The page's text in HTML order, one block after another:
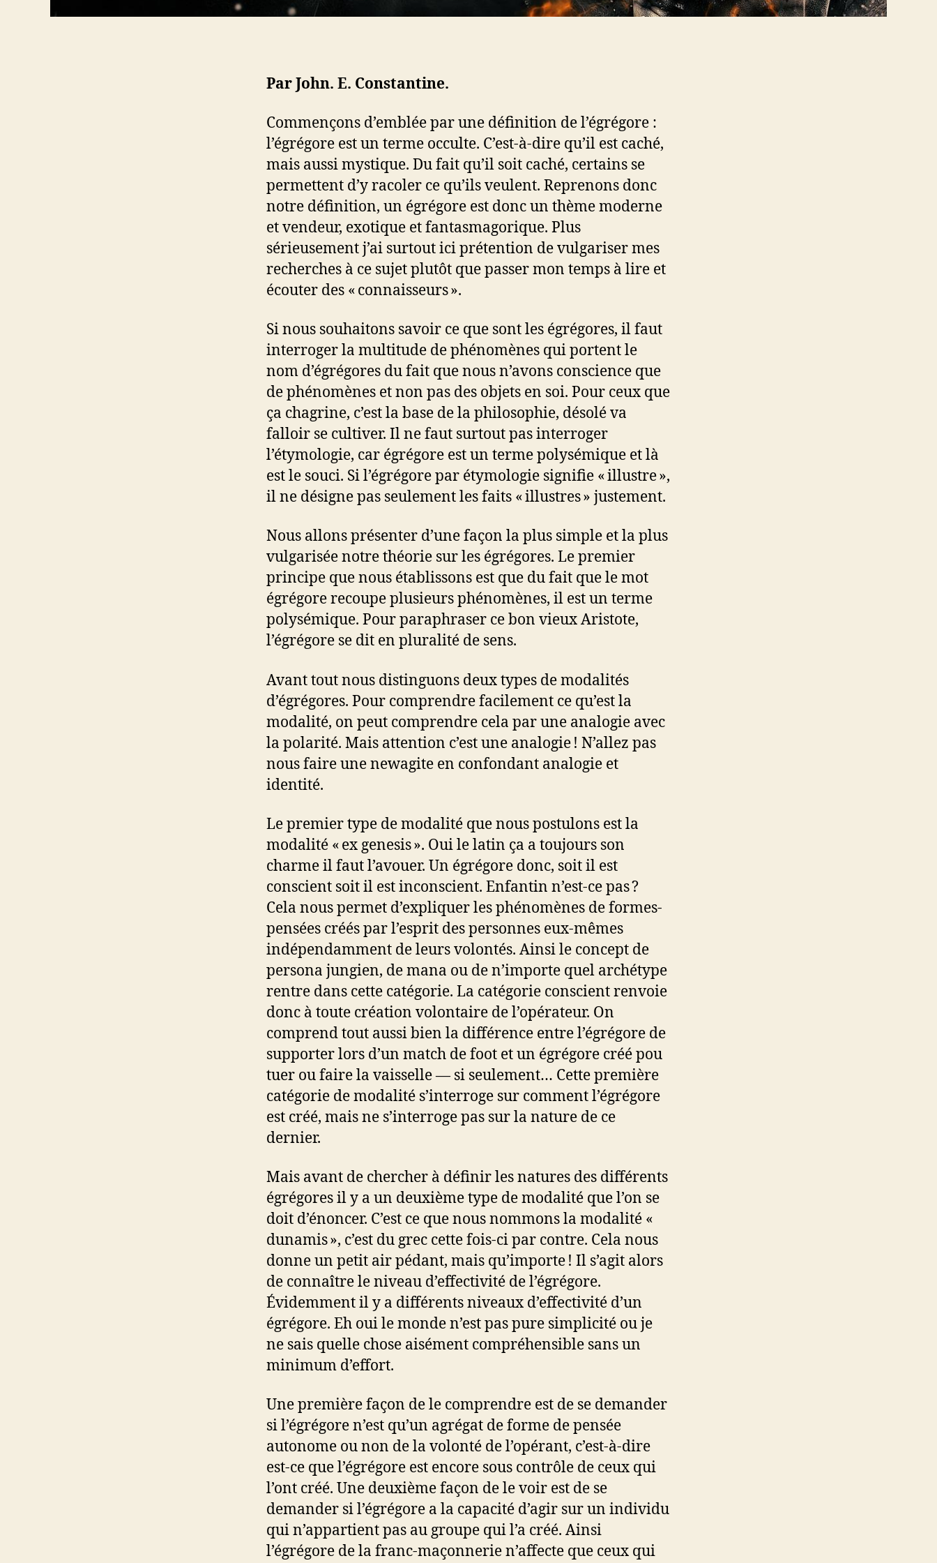
Par John. E. Constantine.
Commençons d’emblée par une définition de l’égrégore :
l’égrégore est un terme occulte. C’est-à-dire qu’il est caché,
mais aussi mystique. Du fait qu’il soit caché, certains se
permettent d’y racoler ce qu’ils veulent. Reprenons donc
notre définition, un égrégore est donc un thème moderne
et vendeur, exotique et fantasmagorique. Plus
sérieusement j’ai surtout ici prétention de vulgariser mes
recherches à ce sujet plutôt que passer mon temps à lire et
écouter des « connaisseurs ».
Si nous souhaitons savoir ce que sont les égrégores, il faut
interroger la multitude de phénomènes qui portent le
nom d’égrégores du fait que nous n’avons conscience que
de phénomènes et non pas des objets en soi. Pour ceux que
ça chagrine, c’est la base de la philosophie, désolé va
falloir se cultiver. Il ne faut surtout pas interroger
l’étymologie, car égrégore est un terme polysémique et là
est le souci. Si l’égrégore par étymologie signifie « illustre »,
il ne désigne pas seulement les faits « illustres » justement.
Nous allons présenter d’une façon la plus simple et la plus
vulgarisée notre théorie sur les égrégores. Le premier
principe que nous établissons est que du fait que le mot
égrégore recoupe plusieurs phénomènes, il est un terme
polysémique. Pour paraphraser ce bon vieux Aristote,
l’égrégore se dit en pluralité de sens.
Avant tout nous distinguons deux types de modalités
d’égrégores. Pour comprendre facilement ce qu’est la
modalité, on peut comprendre cela par une analogie avec
la polarité. Mais attention c’est une analogie ! N’allez pas
nous faire une newagite en confondant analogie et
identité.
Le premier type de modalité que nous postulons est la
modalité « ex genesis ». Oui le latin ça a toujours son
charme il faut l’avouer. Un égrégore donc, soit il est
conscient soit il est inconscient. Enfantin n’est-ce pas ?
Cela nous permet d’expliquer les phénomènes de formes-
pensées créés par l’esprit des personnes eux-mêmes
indépendamment de leurs volontés. Ainsi le concept de
persona jungien, de mana ou de n’importe quel archétype
rentre dans cette catégorie. La catégorie conscient renvoie
donc à toute création volontaire de l’opérateur. On
comprend tout aussi bien la différence entre l’égrégore de
supporter lors d’un match de foot et un égrégore créé pou
tuer ou faire la vaisselle — si seulement… Cette première
catégorie de modalité s’interroge sur comment l’égrégore
est créé, mais ne s’interroge pas sur la nature de ce
dernier.
Mais avant de chercher à définir les natures des différents
égrégores il y a un deuxième type de modalité que l’on se
doit d’énoncer. C’est ce que nous nommons la modalité «
dunamis », c’est du grec cette fois-ci par contre. Cela nous
donne un petit air pédant, mais qu’importe ! Il s’agit alors
de connaître le niveau d’effectivité de l’égrégore.
Évidemment il y a différents niveaux d’effectivité d’un
égrégore. Eh oui le monde n’est pas pure simplicité ou je
ne sais quelle chose aisément compréhensible sans un
minimum d’effort.
Une première façon de le comprendre est de se demander
si l’égrégore n’est qu’un agrégat de forme de pensée
autonome ou non de la volonté de l’opérant, c’est-à-dire
est-ce que l’égrégore est encore sous contrôle de ceux qui
l’ont créé. Une deuxième façon de le voir est de se
demander si l’égrégore a la capacité d’agir sur un individu
qui n’appartient pas au groupe qui l’a créé. Ainsi
l’égrégore de la franc-maçonnerie n’affecte que ceux qui